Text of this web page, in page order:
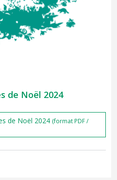
de Noël 2024
de Noël 2024 (format PDF /